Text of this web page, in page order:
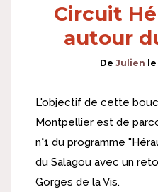
Circuit
autour
De Julien le
L'objectif de cette
Montpellier est de
n°1 du programme
du Salagou avec un
Gorges de la Vis.